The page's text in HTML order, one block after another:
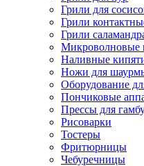
Грили для
Грили
Грили
Микроволновые
Наливные
Ножи для
Оборудование
Пончиковые
Прессы для
Рисоварки
Тостеры
Фритюрницы
Чебуречницы